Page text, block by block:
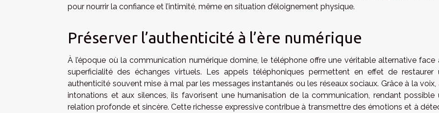
pour nourrir la confiance et l’intimité, même en situation d’éloignement physique.
Préserver l’authenticité à l’ère numérique
À l’époque où la communication numérique domine, le téléphone offre une véritable alternative face
superficialité des échanges virtuels. Les appels téléphoniques permettent en effet de restaurer
authenticité souvent mise à mal par les messages instantanés ou les réseaux sociaux. Grâce à la voix,
intonations et aux silences, ils favorisent une humanisation de la communication, rendant possible
relation profonde et sincère. Cette richesse expressive contribue à transmettre des émotions et à